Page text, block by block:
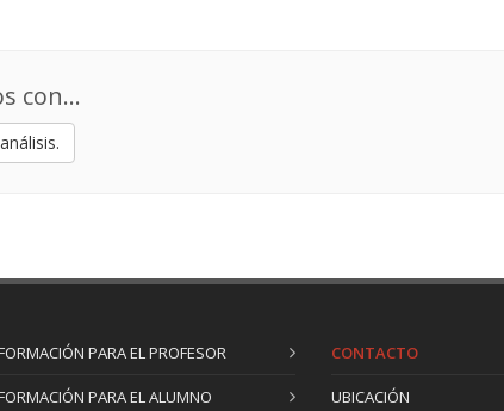
con...
PARA EL PROFESOR
PARA EL ALUMNO
CONTACTO
UBICACIÓN